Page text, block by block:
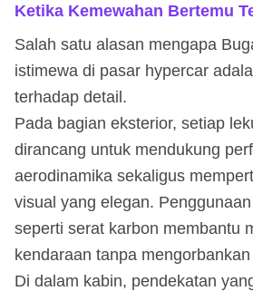
Ketika Kemewahan Bertemu
Salah satu alasan mengapa
istimewa di pasar hypercar
terhadap detail.
Pada bagian eksterior, setiap
dirancang untuk mendukung
aerodinamika sekaligus
visual yang elegan.
seperti serat karbon membantu
kendaraan tanpa
Di dalam kabin, pendekatan